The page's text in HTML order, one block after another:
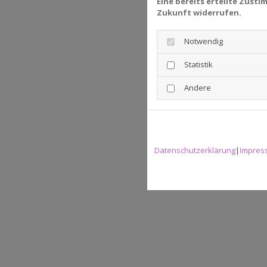
Zukunft widerrufen.
Notwendig
Statistik
Andere
Datenschutzerklärung|